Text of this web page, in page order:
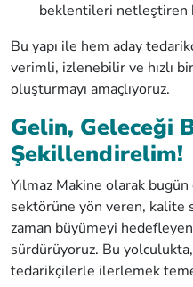
beklentileri netleştiren
Bu yapı ile hem aday
verimli, izlenebilir ve hızlı
oluşturmayı amaçlıyoruz.
Gelin, Geleceği
Şekillendirelim!
Yılmaz Makine olarak
sektörüne yön veren, kalite
zaman büyümeyi hedefleyen
sürdürüyoruz. Bu
tedarikçilerle ilerlemek